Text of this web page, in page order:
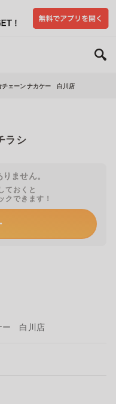
チェーン ナカケー 白川店
ラシ
ません。
ておくと
クできます！
ー 白川店